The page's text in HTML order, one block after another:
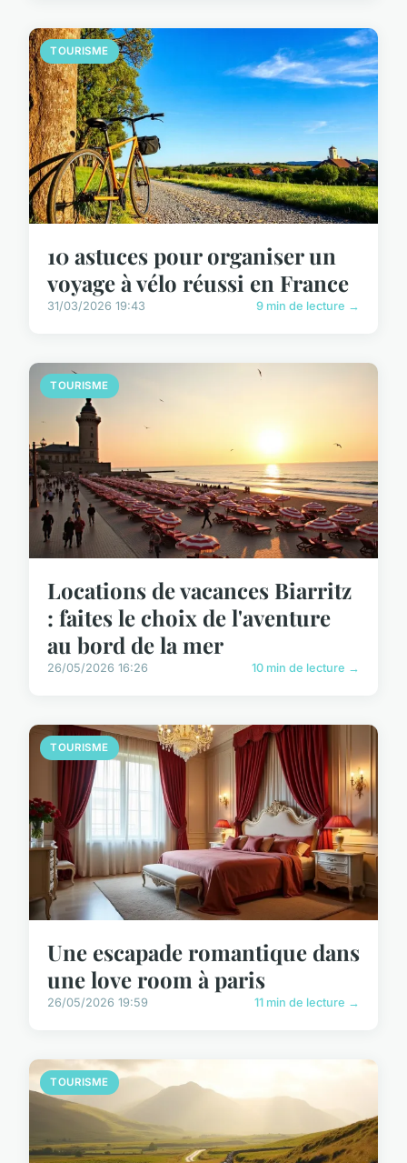
TOURISME
10 astuces pour organiser un
voyage à vélo réussi en France
31/03/2026 19:43 9 min de lecture →
TOURISME
Locations de vacances Biarritz
: faites le choix de l'aventure
au bord de la mer
26/05/2026 16:26 10 min de lecture →
TOURISME
Une escapade romantique dans
une love room à paris
26/05/2026 19:59 11 min de lecture →
TOURISME